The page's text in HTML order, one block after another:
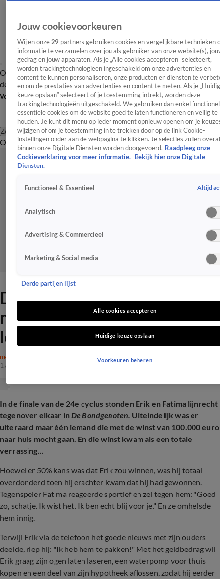
OverzichtAfleveringen Entertainment TV Algemeen
Tip
de redactieNieuwsbrief
Volg Shownieuws
Zoeken
OverzichtEntertainmentSpraakmakendRealityCrimeVideo's
Deze Bondgenoot vertrekt
met 100.000 euro uit de
loods
REALITY
17 dec 2025, 20:41
In de finale van de 24e cyclus stonden Erik en Fatima lijnrecht
tegenover elkaar in De Bondgenoten. Uiteindelijk was er
uiteraard maar één iemand die met de winst van 100.000 euro
naar huis mocht gaan. En die winst kwam als een totale
verrassing...
Hoewel er 50% kans was dat Erik zou winnen, was hij totaal
overdonderd toen hij erachter kwam dat hij had gewonnen.
Tegenspeler Fatima reageerde sportief en zei tegen hem: "Goed
zo, schatje. Ik wist het. Ik ben echt blij voor je." En ze omhelsde
hem innig.
Terwijl Erik via de telefoon het goede nieuws met zijn ouders
deelde, riep hij: "Ik heb hem te pakken!" Met het geldbedrag wil
Erik graag zijn ogen laten laseren, een waterpomp voor thuis
kopen en een deel van zijn hypotheek aflossen, zodat hij eerder
Jouw cookievoorkeuren
Wij en onze 29 partners gebruiken cookies en vergelijkbare technieken
informatie te verzamelen over jou als gebruiker van onze website(s),
gedrag en jouw apparaten. Als je „Alle cookies accepteren” selecteert,
worden trackingtechnologieën ingeschakeld om onze advertenties en
content te kunnen personaliseren, onze producten en diensten te
en om de prestaties van advertenties en content te meten. Als je
keuze opslaan” selecteert of je toestemming intrekt, worden deze
trackingtechnologieën uitgeschakeld. We gebruiken dan enkel
essentiële cookies om de website goed te laten functioneren en veilig te
houden. Je kunt dit menu op ieder moment opnieuw openen om je
wijzigen of om je toestemming in te trekken door op de link Cookie-
instellingen onder aan de webpagina te klikken. Je selecties zullen overal
binnen onze Digitale Diensten worden doorgevoerd. Raadpleeg onze
Cookieverklaring voor meer informatie.
Bekijk hier onze Digitale
Diensten.
Functioneel & Essentieel Altijd
Analytisch
Advertising & Commercieel
Marketing & Social media
Derde partijen lijst
Alle cookies accepteren
Huidige keuze opslaan
Voorkeuren beheren